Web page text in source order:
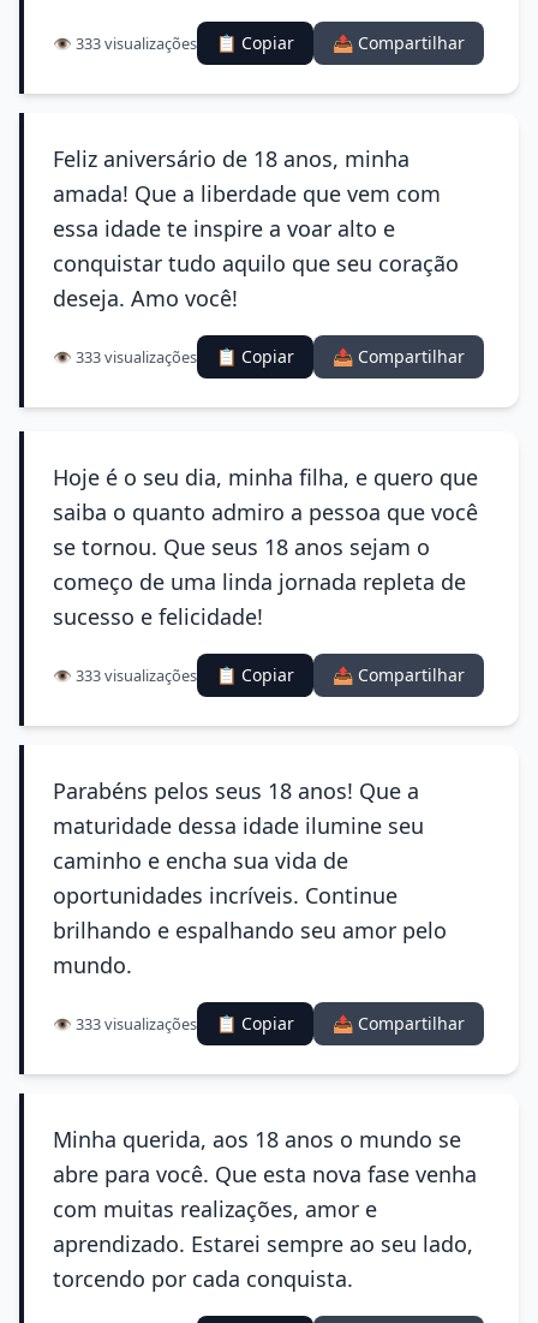
👁️ 333 visualizações 📋 Copiar 📤 Compartilhar
Feliz aniversário de 18 anos, minha
amada! Que a liberdade que vem com
essa idade te inspire a voar alto e
conquistar tudo aquilo que seu coração
deseja. Amo você!
👁️ 333 visualizações 📋 Copiar 📤 Compartilhar
Hoje é o seu dia, minha filha, e quero que
saiba o quanto admiro a pessoa que você
se tornou. Que seus 18 anos sejam o
começo de uma linda jornada repleta de
sucesso e felicidade!
👁️ 333 visualizações 📋 Copiar 📤 Compartilhar
Parabéns pelos seus 18 anos! Que a
maturidade dessa idade ilumine seu
caminho e encha sua vida de
oportunidades incríveis. Continue
brilhando e espalhando seu amor pelo
mundo.
👁️ 333 visualizações 📋 Copiar 📤 Compartilhar
Minha querida, aos 18 anos o mundo se
abre para você. Que esta nova fase venha
com muitas realizações, amor e
aprendizado. Estarei sempre ao seu lado,
torcendo por cada conquista.